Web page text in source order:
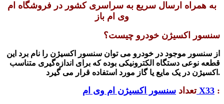
به همراه ارسال سریع به سراسری کشور در فروشگاه ام
وی ام باز
سنسور اکسیژن خودرو چیست؟
از سنسور موجود در خودرو می توان سنسور اکسیژن را نام برد این
قطعه نوعی دستگاه الکترونیکی بوده که برای اندازه‌گیری متناسب
اکسیژن در یک مایع یا گاز مورد استفاده قرار می گیرد.
تعدادسنسور اکسیژن ام وی ام X33 :